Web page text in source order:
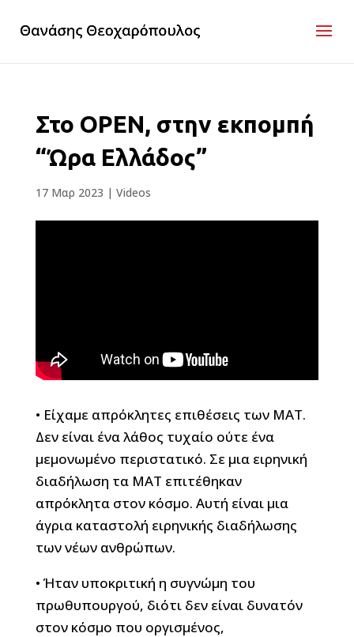
Στο OPEΝ, στην εκπομπή
“Ώρα Ελλάδος”
17 Μαρ 2023 | Videos
• Είχαμε απρόκλητες επιθέσεις των ΜΑΤ.
Δεν είναι ένα λάθος τυχαίο ούτε ένα
μεμονωμένο περιστατικό. Σε μια ειρηνική
διαδήλωση τα ΜΑΤ επιτέθηκαν
απρόκλητα στον κόσμο. Αυτή είναι μια
άγρια καταστολή ειρηνικής διαδήλωσης
των νέων ανθρώπων.
• Ήταν υποκριτική η συγνώμη του
πρωθυπουργού, διότι δεν είναι δυνατόν
στον κόσμο που οργισμένος,